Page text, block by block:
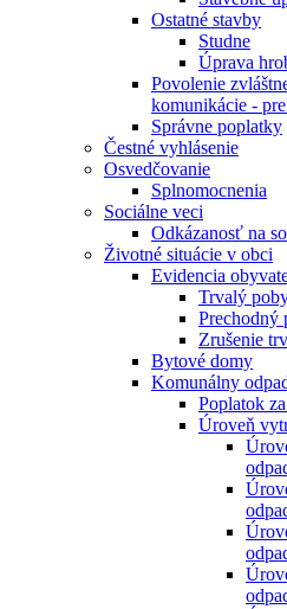
Ostatné stavby
Studne
Úprava
Povolenie
komunikácie -
Správne poplatky
Čestné vyhlásenie
Osvedčovanie
Splnomocnenia
Sociálne veci
Odkázanosť na
Životné situácie v obci
Evidencia
Trvalý
Prechodný
Zrušenie
Bytové domy
Komunálny
Poplatok
Úroveň